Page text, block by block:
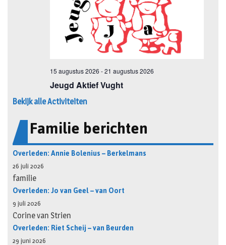
Bekijk alle Activiteiten
Familie berichten
Overleden: Annie Bolenius – Berkelmans
26 juli 2026
familie
Overleden: Jo van Geel – van Oort
9 juli 2026
Corine van Strien
Overleden: Riet Scheij – van Beurden
29 juni 2026